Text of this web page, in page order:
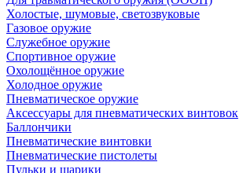
Холостые, шумовые, светозвуковые
Газовое оружие
Служебное оружие
Спортивное оружие
Охолощённое оружие
Холодное оружие
Пневматическое оружие
Аксессуары для пневматических винтовок
Баллончики
Пневматические винтовки
Пневматические пистолеты
Пульки и шарики